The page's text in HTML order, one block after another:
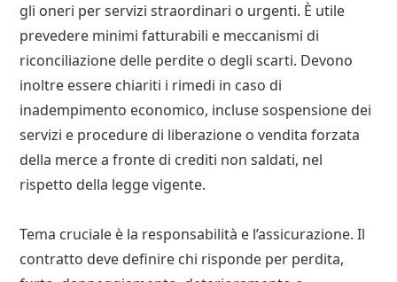
gli oneri per servizi straordinari o urgenti. È utile
prevedere minimi fatturabili e meccanismi di
riconciliazione delle perdite o degli scarti. Devono
inoltre essere chiariti i rimedi in caso di
inadempimento economico, incluse sospensione dei
servizi e procedure di liberazione o vendita forzata
della merce a fronte di crediti non saldati, nel
rispetto della legge vigente.
Tema cruciale è la responsabilità e l’assicurazione. Il
contratto deve definire chi risponde per perdita,